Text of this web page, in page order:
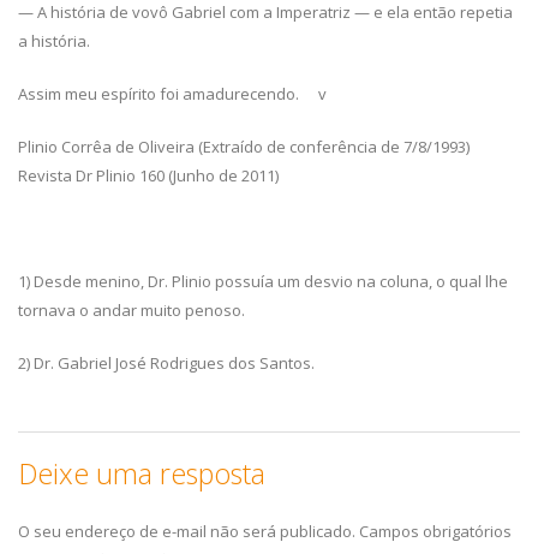
— A história de vovô Gabriel com a Imperatriz — e ela então repetia
a história.
Assim meu espírito foi amadurecendo. v
Plinio Corrêa de Oliveira (Extraído de conferência de 7/8/1993)
Revista Dr Plinio 160 (Junho de 2011)
1) Desde menino, Dr. Plinio possuía um desvio na coluna, o qual lhe
tornava o andar muito penoso.
2) Dr. Gabriel José Rodrigues dos Santos.
Deixe uma resposta
O seu endereço de e-mail não será publicado. Campos obrigatórios